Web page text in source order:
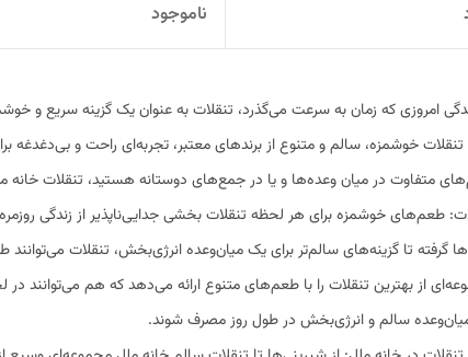
ناموجود
امروزی که زمان به سرعت می‌گذرد، تنقلات به عنوان یک گزینه سریع و
تنقلات خوشمزه، سالم و متنوع از برندهای معتبر، تجربه‌ای راحت و بی‌دغدغه
متفاوت در میان وعده‌ها و یا در جمع‌های دوستانه هستید، تنقلات خانه
طعم‌های خوشمزه برای هر لحظه تنقلات بخشی جدایی‌ناپذیر از زندگی
گرفته تا گزینه‌های سالم‌تر برای یک میان‌وعده انرژی‌بخش، تنقلات
از بهترین تنقلات را با طعم‌های متنوع ارائه می‌دهد که هم می‌توانند
سالم و انرژی‌بخش در طول روز مصرف شوند.